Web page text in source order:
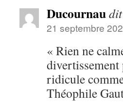
Ducournau
21 septembre
« Rien ne
ridicule
Théophile